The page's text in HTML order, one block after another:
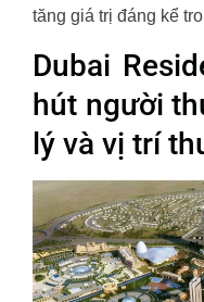
tăng giá trị đáng kể
Dubai
hút người
lý và vị trí